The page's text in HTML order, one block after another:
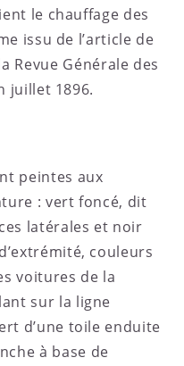
le chauffage des
issu de l’article de
Revue Générale des
juillet 1896.
peintes aux
: vert foncé, dit
latérales et noir
couleurs
voitures de la
sur la ligne
d’une toile enduite
à base de